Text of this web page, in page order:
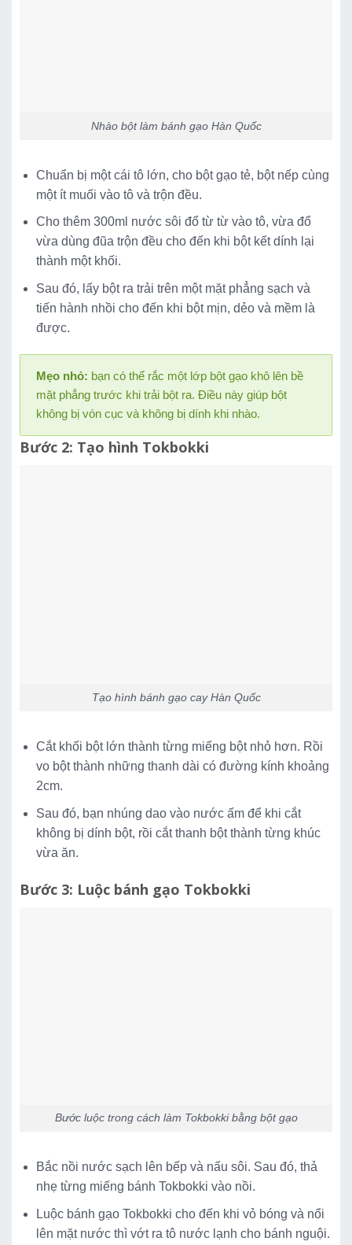
Nhào bột làm bánh gạo Hàn Quốc
Chuẩn bị một cái tô lớn, cho bột gạo tẻ, bột nếp cùng
một ít muối vào tô và trộn đều.
Cho thêm 300ml nước sôi đổ từ từ vào tô, vừa đổ
vừa dùng đũa trộn đều cho đến khi bột kết dính lại
thành một khối.
Sau đó, lấy bột ra trải trên một mặt phẳng sạch và
tiến hành nhồi cho đến khi bột mịn, dẻo và mềm là
được.
Mẹo nhỏ: bạn có thể rắc một lớp bột gạo khô lên bề
mặt phẳng trước khi trải bột ra. Điều này giúp bột
không bị vón cục và không bị dính khi nhào.
Bước 2: Tạo hình Tokbokki
Tạo hình bánh gạo cay Hàn Quốc
Cắt khối bột lớn thành từng miếng bột nhỏ hơn. Rồi
vo bột thành những thanh dài có đường kính khoảng
2cm.
Sau đó, bạn nhúng dao vào nước ấm để khi cắt
không bị dính bột, rồi cắt thanh bột thành từng khúc
vừa ăn.
Bước 3: Luộc bánh gạo Tokbokki
Bước luộc trong cách làm Tokbokki bằng bột gạo
Bắc nồi nước sạch lên bếp và nấu sôi. Sau đó, thả
nhẹ từng miếng bánh Tokbokki vào nồi.
Luộc bánh gạo Tokbokki cho đến khi vỏ bóng và nổi
lên mặt nước thì vớt ra tô nước lạnh cho bánh nguội.